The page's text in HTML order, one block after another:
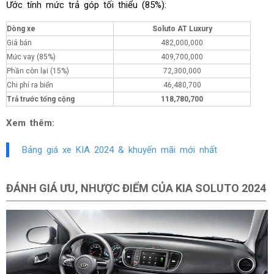
Ước tính mức trả góp tối thiểu (85%):
Dòng xe
Soluto AT Luxury
Giá bán
482,000,000
Mức vay (85%)
409,700,000
Phần còn lại (15%)
72,300,000
Chi phí ra biển
46,480,700
Trả trước tổng cộng
118,780,700
Xem thêm:
Bảng giá xe KIA 2024 & khuyến mãi mới nhất
ĐÁNH GIÁ ƯU, NHƯỢC ĐIỂM CỦA KIA SOLUTO 2024